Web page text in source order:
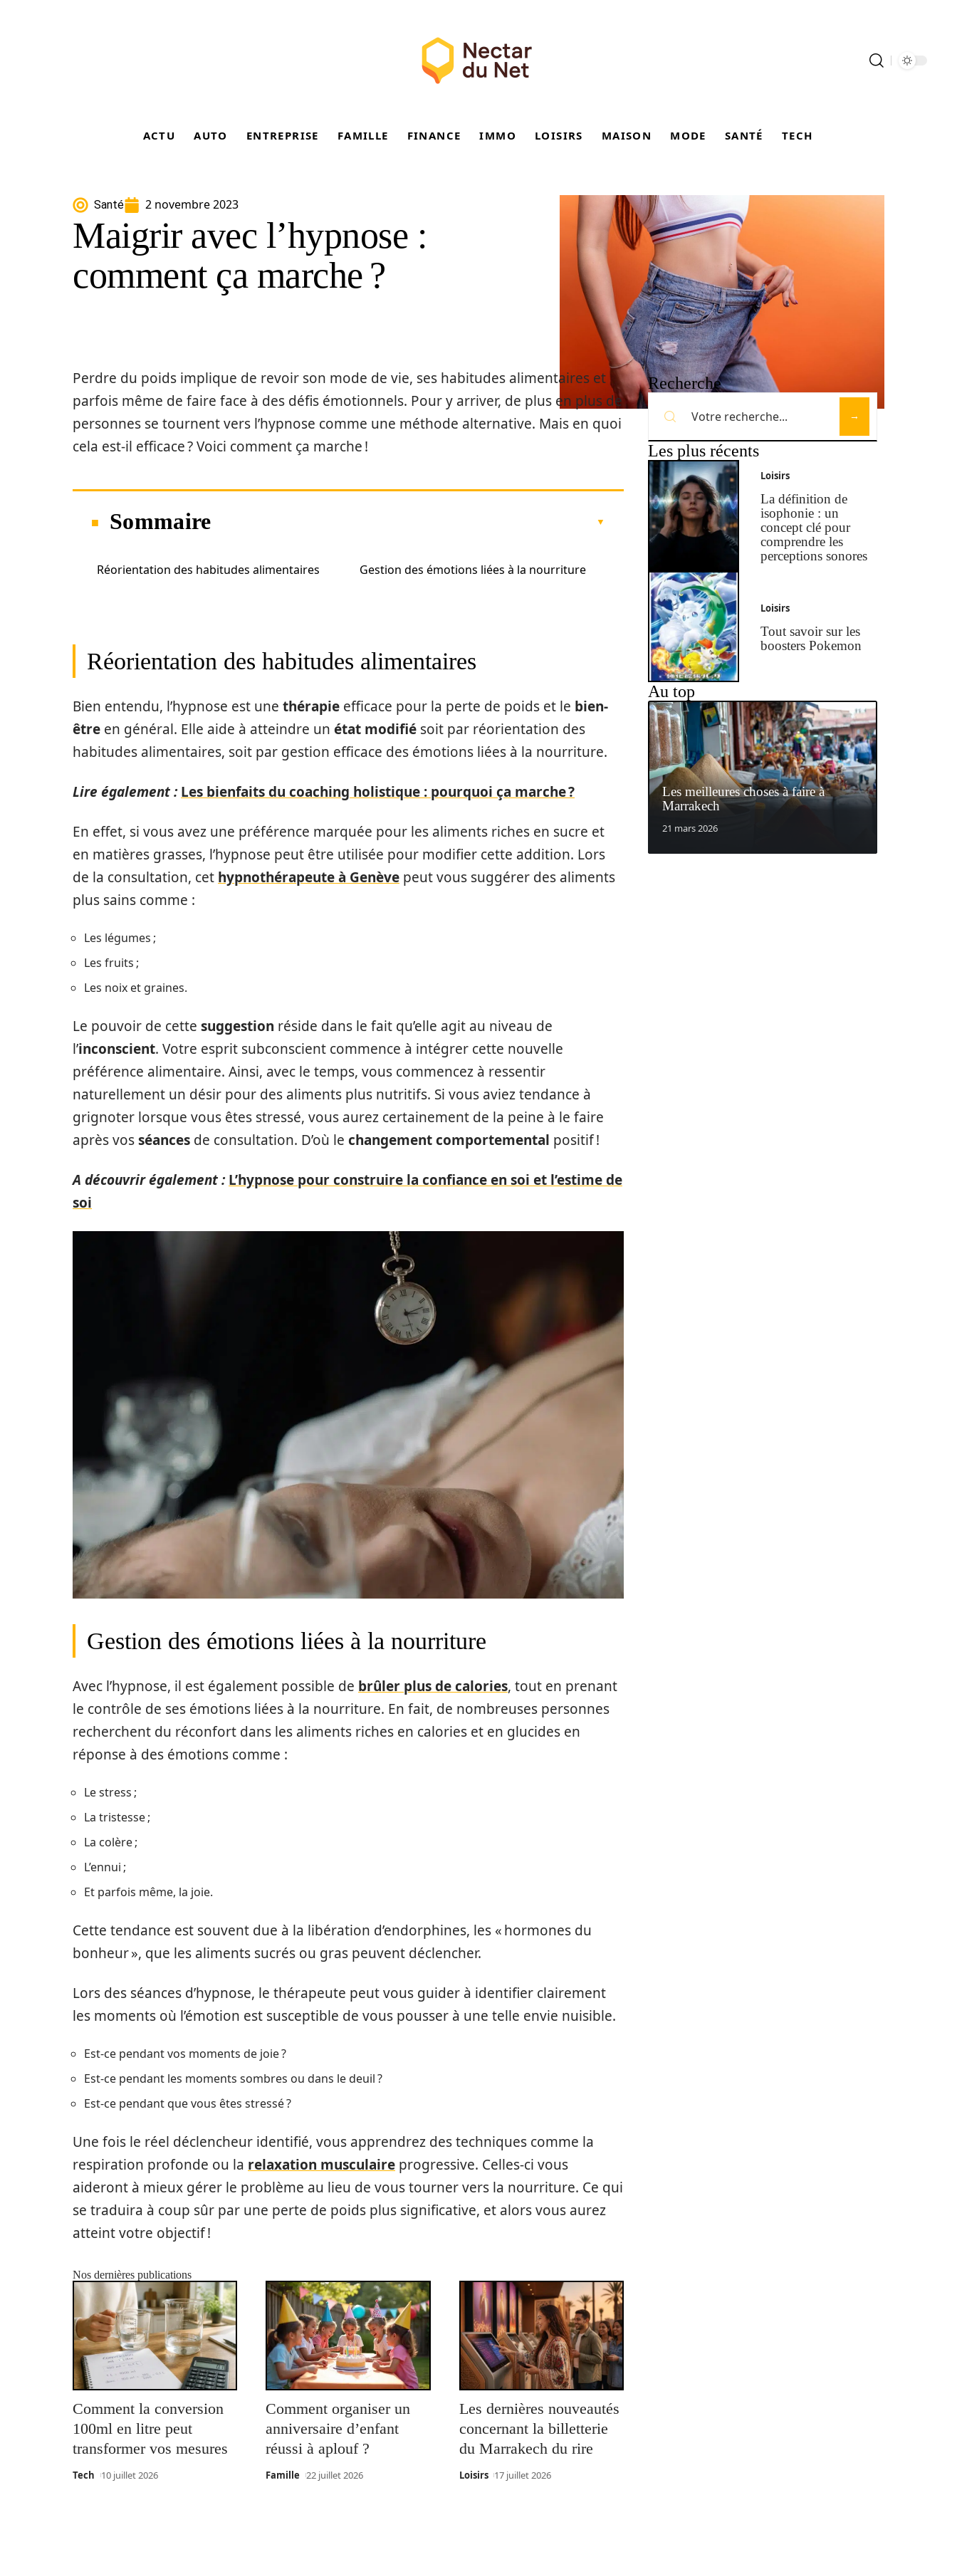
ACTU AUTO ENTREPRISE FAMILLE FINANCE IMMO LOISIRS MAISON MODE SANTÉ TECH
Santé 2 novembre 2023
Maigrir avec l’hypnose :
comment ça marche ?
Perdre du poids implique de revoir son mode de vie, ses habitudes alimentaires et
parfois même de faire face à des défis émotionnels. Pour y arriver, de plus en plus de
personnes se tournent vers l’hypnose comme une méthode alternative. Mais en quoi
cela est-il efficace ? Voici comment ça marche !
Sommaire
Réorientation des habitudes alimentaires Gestion des émotions liées à la nourriture
Réorientation des habitudes alimentaires
Bien entendu, l’hypnose est une thérapie efficace pour la perte de poids et le bien-
être en général. Elle aide à atteindre un état modifié soit par réorientation des
habitudes alimentaires, soit par gestion efficace des émotions liées à la nourriture.
Lire également : Les bienfaits du coaching holistique : pourquoi ça marche ?
En effet, si vous avez une préférence marquée pour les aliments riches en sucre et
en matières grasses, l’hypnose peut être utilisée pour modifier cette addition. Lors
de la consultation, cet hypnothérapeute à Genève peut vous suggérer des aliments
plus sains comme :
Les légumes ;
Les fruits ;
Les noix et graines.
Le pouvoir de cette suggestion réside dans le fait qu’elle agit au niveau de
l’inconscient. Votre esprit subconscient commence à intégrer cette nouvelle
préférence alimentaire. Ainsi, avec le temps, vous commencez à ressentir
naturellement un désir pour des aliments plus nutritifs. Si vous aviez tendance à
grignoter lorsque vous êtes stressé, vous aurez certainement de la peine à le faire
après vosséances de consultation. D’où le changement comportemental positif !
A découvrir également : L’hypnose pour construire la confiance en soi et l’estime de
soi
Gestion des émotions liées à la nourriture
Avec l’hypnose, il est également possible de brûler plus de calories, tout en prenant
le contrôle de ses émotions liées à la nourriture. En fait, de nombreuses personnes
recherchent du réconfort dans les aliments riches en calories et en glucides en
réponse à des émotions comme :
Le stress ;
La tristesse ;
La colère ;
L’ennui ;
Et parfois même, la joie.
Cette tendance est souvent due à la libération d’endorphines, les « hormones du
bonheur », que les aliments sucrés ou gras peuvent déclencher.
Lors des séances d’hypnose, le thérapeute peut vous guider à identifier clairement
les moments où l’émotion est susceptible de vous pousser à une telle envie nuisible.
Est-ce pendant vos moments de joie ?
Est-ce pendant les moments sombres ou dans le deuil ?
Est-ce pendant que vous êtes stressé ?
Une fois le réel déclencheur identifié, vous apprendrez des techniques comme la
respiration profonde ou la relaxation musculaire progressive. Celles-ci vous
aideront à mieux gérer le problème au lieu de vous tourner vers la nourriture. Ce qui
se traduira à coup sûr par une perte de poids plus significative, et alors vous aurez
atteint votre objectif !
Nos dernières publications
Comment la conversion
100ml en litre peut
transformer vos mesures
Tech 10 juillet 2026
Comment organiser un
anniversaire d’enfant
réussi à aplouf ?
Famille 22 juillet 2026
Les dernières nouveautés
concernant la billetterie
du Marrakech du rire
Loisirs 17 juillet 2026
Recherche
Les plus récents
Loisirs
La définition de
isophonie : un
concept clé pour
comprendre les
perceptions sonores
Loisirs
Tout savoir sur les
boosters Pokemon
Au top
Les meilleures choses à faire à
Marrakech
21 mars 2026